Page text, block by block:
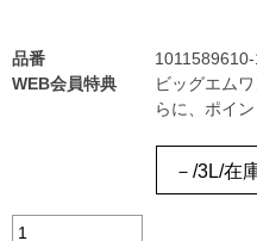
品番
1011589610-
WEB会員特典
ビッグエム
らに、ポイ